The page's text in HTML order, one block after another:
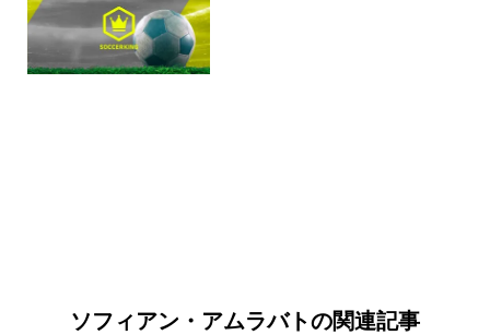
ソフィアン・アムラバトの関連記事